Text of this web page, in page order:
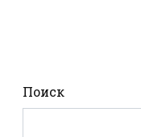
Поиск